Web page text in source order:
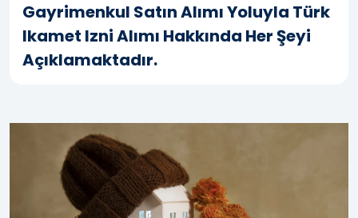
Gayrimenkul Satın Alımı Yoluyla Türk
Ikamet Izni Alımı Hakkında Her Şeyi
Açıklamaktadır.